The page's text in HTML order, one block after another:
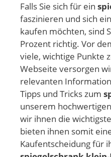
Falls Sie sich für ein
faszinieren und sich ein
kaufen möchten, sind
Prozent richtig. Vor
viele, wichtige Punkte
Webseite versorgen
relevanten
Tipps und Tricks zum
unserem
wir ihnen die
bieten ihnen somit
Kaufentscheidung für